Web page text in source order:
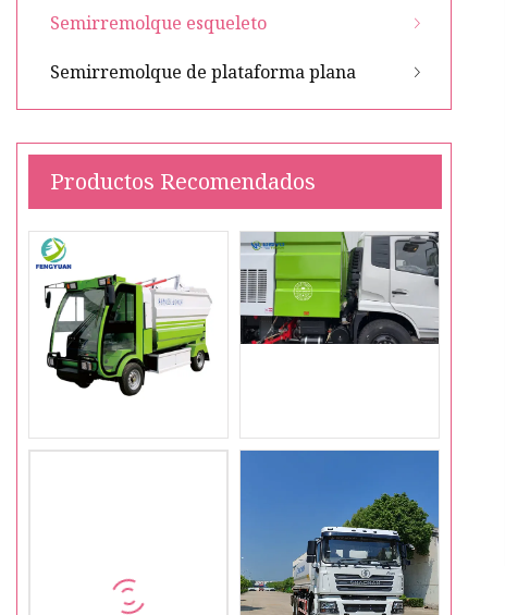
Semirremolque esqueleto
Semirremolque de plataforma plana
Productos Recomendados